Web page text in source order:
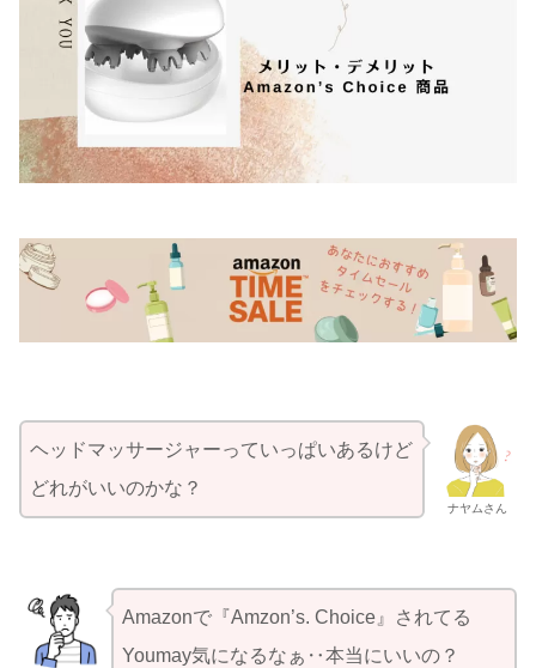
ナヤムさん
ヘッドマッサージャーっていっぱいあるけど
どれがいいのかな？
Amazonで『Amzon’s. Choice』されてる
Youmay気になるなぁ‥本当にいいの？